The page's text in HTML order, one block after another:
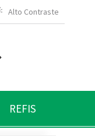
Alto Contraste
REFIS